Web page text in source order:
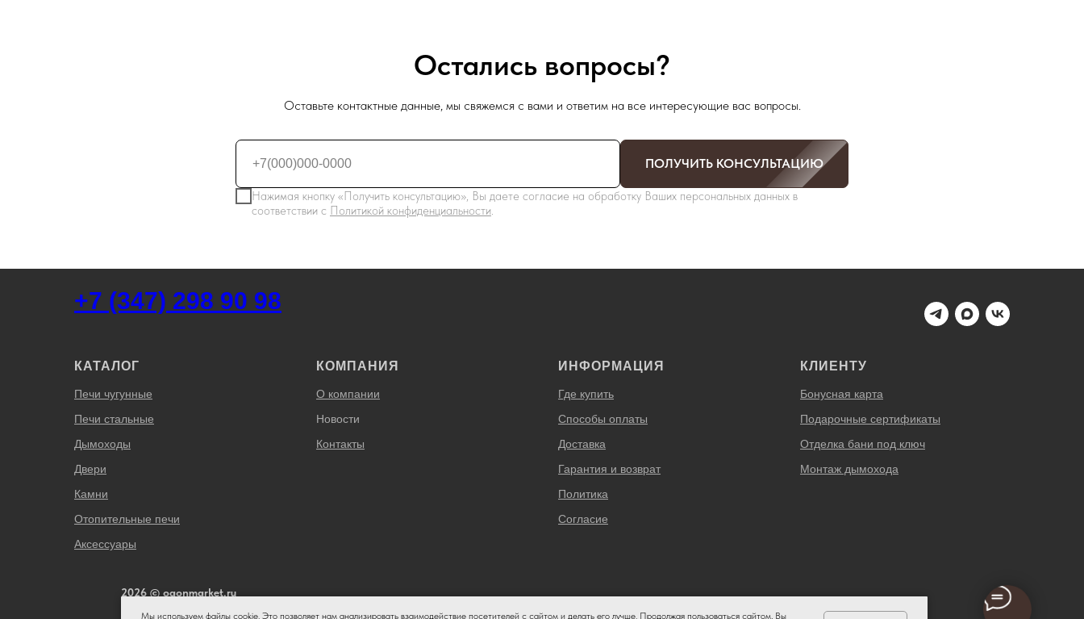
Мы используем файлы cookie. Это позволяет нам анализировать взаимодействие посетителей с сайтом и делать его лучше. Продолжая пользоваться сайтом, Вы
Остались вопросы?
Оставьте контактные данные, мы свяжемся с вами и ответим на все интересующие вас вопросы.
Нажимая кнопку «Получить консультацию», Вы даете согласие на обработку Ваших персональных данных в
соответствии с Политикой конфиденциальности.
ПОЛУЧИТЬ КОНСУЛЬТАЦИЮ
+7 (347) 298 90 98
КАТАЛОГ
Печи чугунные
Печи стальные
Дымоходы
Двери
Камни
Отопительные печи
Аксессуары
КОМПАНИЯ
О компании
Новости
Контакты
ИНФОРМАЦИЯ
Где купить
Способы оплаты
Доставка
Гарантия и возврат
Политика
Согласие
КЛИЕНТУ
Бонусная карта
Подарочные сертификаты
Отделка бани под ключ
Монтаж дымохода
2026 © ogonmarket.ru